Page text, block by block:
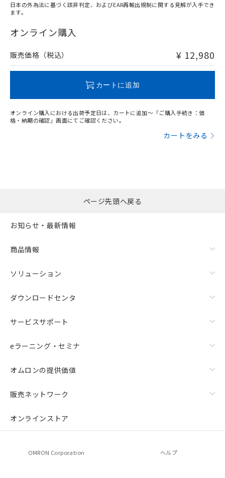
在庫等で未対応品が混在する可能性があります。
問い合わせください。
日本の外為法に基づく該非判定、およびEAR再輸出規制に関する見解が入手でき
ます。
オンライン購入
販売価格（税込） ¥ 12,980
カートに追加
オンライン購入における出荷予定日は、カートに追加～「ご購入手続き：価
格・納期の確認」画面にてご確認ください。
カートをみる
ページ先頭へ戻る
お知らせ・最新情報
商品情報
ソリューション
ダウンロードセンタ
サービスサポート
eラーニング・セミナ
オムロンの提供価値
販売ネットワーク
オンラインストア
OMRON Corporation ヘルプ